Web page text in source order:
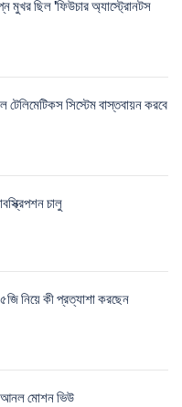
মুখর ছিল 'ফিউচার অ্যাস্ট্রোনটস
টেলিমেটিকস সিস্টেম বাস্তবায়ন করবে
চালু
নিয়ে কী প্রত্যাশা করছেন
আনল মোশন ভিউ